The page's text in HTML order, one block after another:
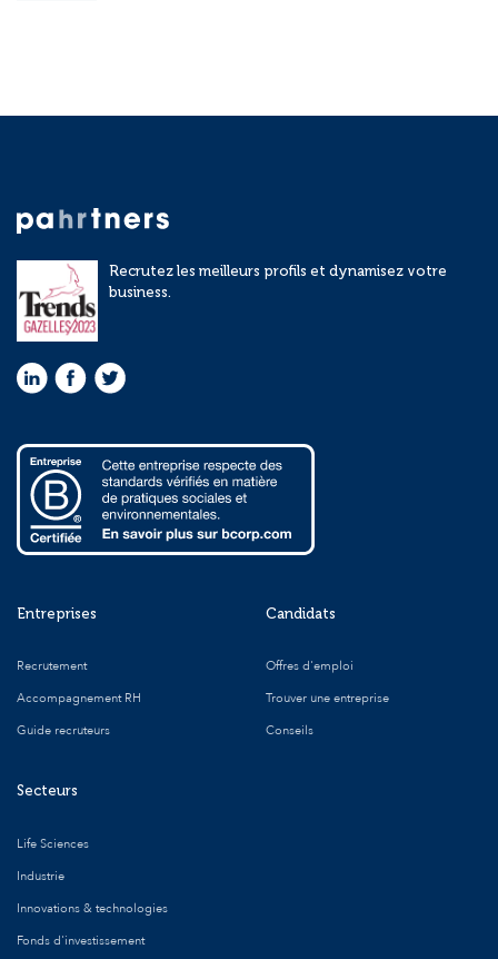
Recrutez les meilleurs profils et dynamisez votre
business.
Entreprises
Recrutement
Accompagnement RH
Guide recruteurs
Secteurs
Life Sciences
Industrie
Innovations & technologies
Fonds d'investissement
Candidats
Offres d'emploi
Trouver une entreprise
Conseils